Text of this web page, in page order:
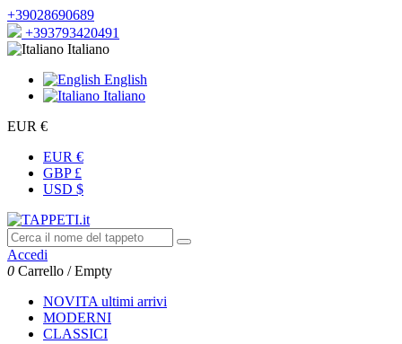
+39028690689
+393793420491
Italiano
English
Italiano
EUR €
EUR €
GBP £
USD $
Accedi
0 Carrello /Empty
NOVITA ultimi arrivi
MODERNI
CLASSICI